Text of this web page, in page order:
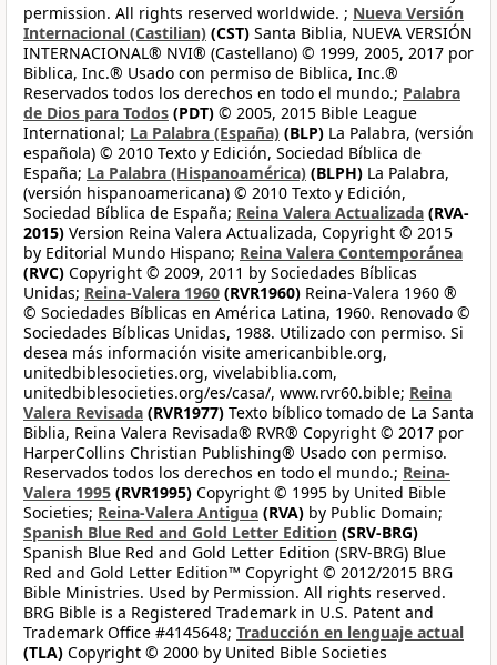
permission. All rights reserved worldwide. ; Nueva Versión
Internacional (Castilian) (CST) Santa Biblia, NUEVA VERSIÓN
INTERNACIONAL® NVI® (Castellano) © 1999, 2005, 2017 por
Biblica, Inc.® Usado con permiso de Biblica, Inc.®
Reservados todos los derechos en todo el mundo.; Palabra
de Dios para Todos (PDT) © 2005, 2015 Bible League
International; La Palabra (España) (BLP) La Palabra, (versión
española) © 2010 Texto y Edición, Sociedad Bíblica de
España; La Palabra (Hispanoamérica) (BLPH) La Palabra,
(versión hispanoamericana) © 2010 Texto y Edición,
Sociedad Bíblica de España; Reina Valera Actualizada (RVA-
2015) Version Reina Valera Actualizada, Copyright © 2015
by Editorial Mundo Hispano; Reina Valera Contemporánea
(RVC) Copyright © 2009, 2011 by Sociedades Bíblicas
Unidas; Reina-Valera 1960 (RVR1960) Reina-Valera 1960 ®
© Sociedades Bíblicas en América Latina, 1960. Renovado ©
Sociedades Bíblicas Unidas, 1988. Utilizado con permiso. Si
desea más información visite americanbible.org,
unitedbiblesocieties.org, vivelabiblia.com,
unitedbiblesocieties.org/es/casa/, www.rvr60.bible; Reina
Valera Revisada (RVR1977) Texto bíblico tomado de La Santa
Biblia, Reina Valera Revisada® RVR® Copyright © 2017 por
HarperCollins Christian Publishing® Usado con permiso.
Reservados todos los derechos en todo el mundo.; Reina-
Valera 1995 (RVR1995) Copyright © 1995 by United Bible
Societies; Reina-Valera Antigua (RVA) by Public Domain;
Spanish Blue Red and Gold Letter Edition (SRV-BRG)
Spanish Blue Red and Gold Letter Edition (SRV-BRG) Blue
Red and Gold Letter Edition™ Copyright © 2012/2015 BRG
Bible Ministries. Used by Permission. All rights reserved.
BRG Bible is a Registered Trademark in U.S. Patent and
Trademark Office #4145648; Traducción en lenguaje actual
(TLA) Copyright © 2000 by United Bible Societies